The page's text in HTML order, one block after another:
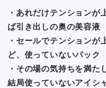
・あれだけテンションが
ば引き出しの奥の美容液
・セールでテンションが
ど、使っていないパック
・その場の気持ちを満た
結局使っていないアイシ